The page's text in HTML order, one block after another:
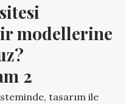
modellerine
2
tasarım ile